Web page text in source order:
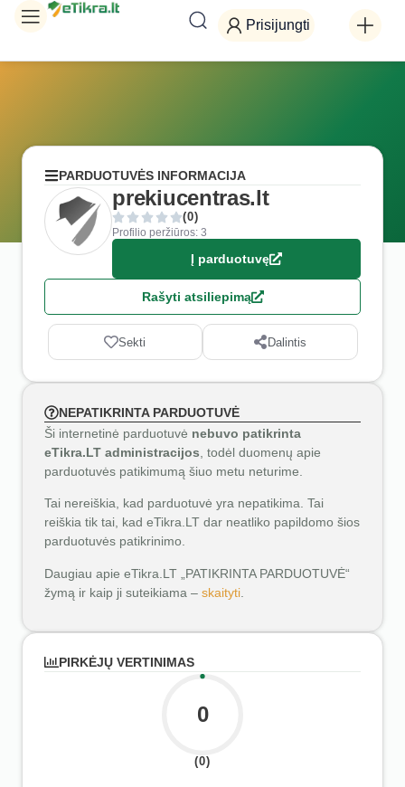
Prisijungti
PARDUOTUVĖS INFORMACIJA
prekiucentras.lt
(0)
Profilio peržiūros: 3
Į parduotuvę
Rašyti atsiliepimą
Sekti Dalintis
NEPATIKRINTA PARDUOTUVĖ
Ši internetinė parduotuvė nebuvo patikrinta
eTikra.LT administracijos , todėl duomenų apie
parduotuvės patikimumą šiuo metu neturime.
Tai nereiškia, kad parduotuvė yra nepatikima. Tai
reiškia tik tai, kad eTikra.LT dar neatliko papildomo šios
parduotuvės patikrinimo.
Daugiau apie eTikra.LT „PATIKRINTA PARDUOTUVĖ“
žymą ir kaip ji suteikiama – skaityti
PIRKĖJŲ VERTINIMAS
0
(0)